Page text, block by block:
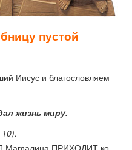
пустой
Иисус и благословляем
жизнь миру.
Магдалина ПРИХОДИТ ко